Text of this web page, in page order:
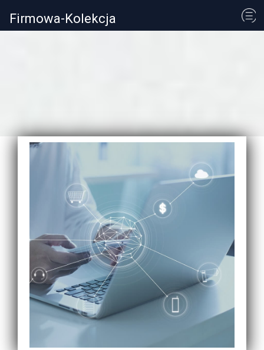
Firmowa-Kolekcja